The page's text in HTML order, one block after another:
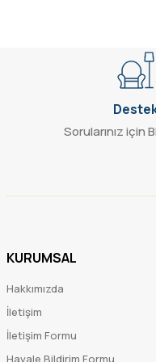
Sorularınız için
KURUMSAL
Hakkımızda
İletişim
İletişim Formu
Havale Bildirim Formu